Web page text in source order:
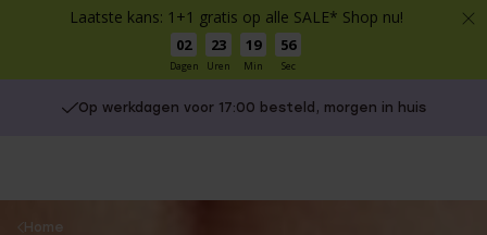
Laatste kans: 1+1 gratis op alle SALE* Shop nu!
02
Dagen
23
Uren
19
Min
56
Sec
Op werkdagen voor 17:00 besteld, morgen in huis
You
Home